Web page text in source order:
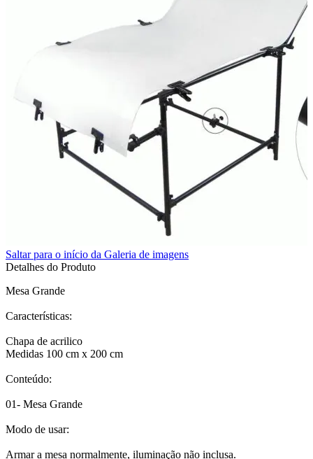
Somita
Summer
Synco
Tiffen
Tilta
Tolifo
Triopo
Tsunami
Tulipa
Saltar para o início da Galeria de imagens
Detalhes do Produto
Mesa Grande
Características:
Chapa de acrilico
Medidas 100 cm x 200 cm
Conteúdo:
01- Mesa Grande
Modo de usar:
Armar a mesa normalmente, iluminação não inclusa.